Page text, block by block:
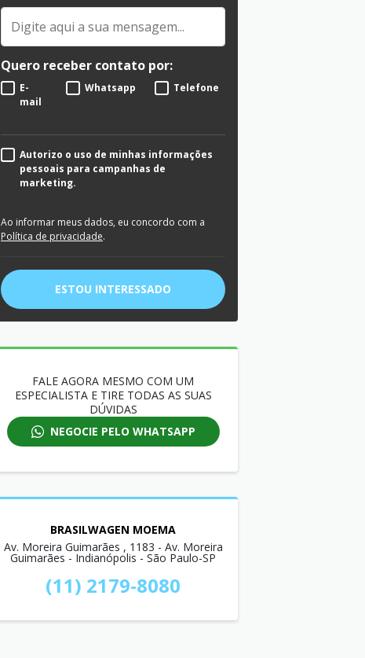
Quero receber contato por:
E-
mail
Whatsapp Telefone
Autorizo o uso de minhas informações
pessoais para campanhas de
marketing.
Ao informar meus dados, eu concordo com a
Política de privacidade.
ESTOU INTERESSADO
FALE AGORA MESMO COM UM
ESPECIALISTA E TIRE TODAS AS SUAS
DÚVIDAS
NEGOCIE PELO WHATSAPP
BRASILWAGEN MOEMA
Av. Moreira Guimarães , 1183 - Av. Moreira
Guimarães - Indianópolis - São Paulo-SP
(11) 2179-8080